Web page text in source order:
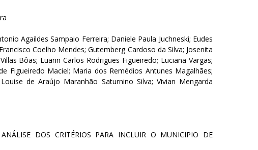
Agaildes Sampaio Ferreira; Daniele Paula Juchneski; Eudes
Coelho Mendes; Gutemberg Cardoso da Silva; Josenita
Bôas; Luann Carlos Rodrigues Figueiredo; Luciana Vargas;
Figueiredo Maciel; Maria dos Remédios Antunes Magalhães;
de Araújo Maranhão Saturnino Silva; Vivian Mengarda
DOS CRITÉRIOS PARA INCLUIR O MUNICIPIO DE